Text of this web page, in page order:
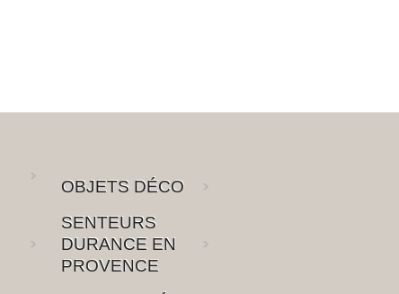
OBJETS DÉCO
SENTEURS
DURANCE EN
PROVENCE